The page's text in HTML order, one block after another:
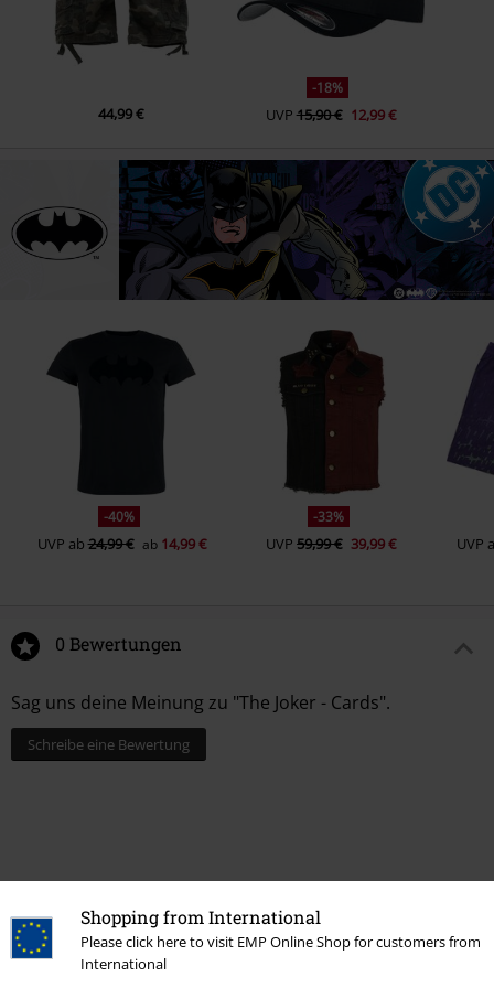
Shopping from International
Please click here to visit EMP Online Shop for customers from
International
44,99 €
-18%
UVP 15,90 € 12,99 €
-40%
UVP ab24,99 € ab 14,99 €
-33%
UVP 59,99 € 39,99 € UVP
0 Bewertungen
Sag uns deine Meinung zu "The Joker - Cards".
Schreibe eine Bewertung